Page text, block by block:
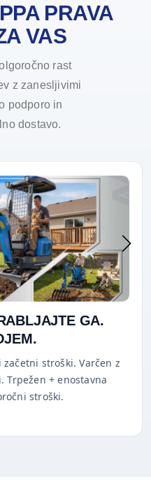
PRAVA
VAS
rast
z zanesljivimi
podporo in
dostavo.
GA.
stroški. Varčen z
+ enostavna
stroški.